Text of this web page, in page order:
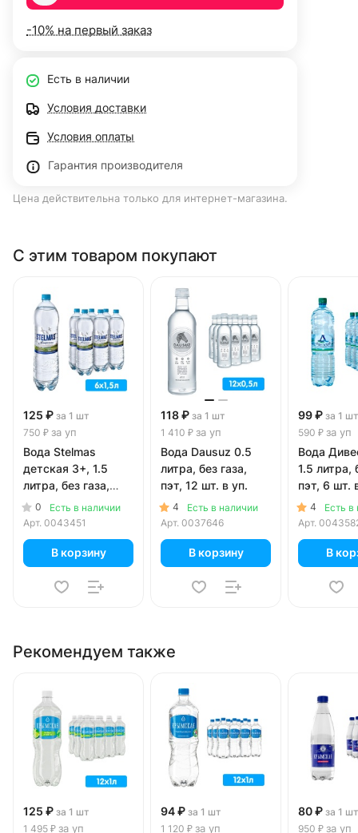
-10% на первый заказ
Есть в наличии
Условия доставки
Условия оплаты
Гарантия производителя
Цена действительна только для интернет-магазина.
С этим товаром покупают
125 ₽ за 1 шт
750 ₽ за уп
Вода Stelmas
детская 3+, 1.5
литра, без газа,
пэт, 6 шт. в уп.
0
Есть в наличии
Арт. 0043451
В корзину
118 ₽ за 1 шт
1 410 ₽ за уп
Вода Dausuz 0.5
литра, без газа,
пэт, 12 шт. в уп.
4
Есть в наличии
Арт. 0037646
В корзину
99 ₽ за 1 шт
590 ₽ за уп
Вода
1.5 литра,
пэт, 6 шт.
4
Есть в
Арт.
В
Рекомендуем также
125 ₽ за 1 шт
1 495 ₽ за уп
94 ₽ за 1 шт
1 120 ₽ за уп
80 ₽ за 1 шт
950 ₽ за уп